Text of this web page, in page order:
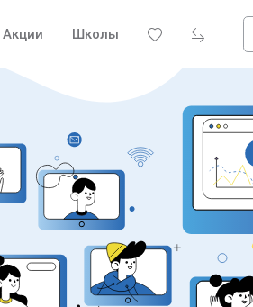
Акции Школы